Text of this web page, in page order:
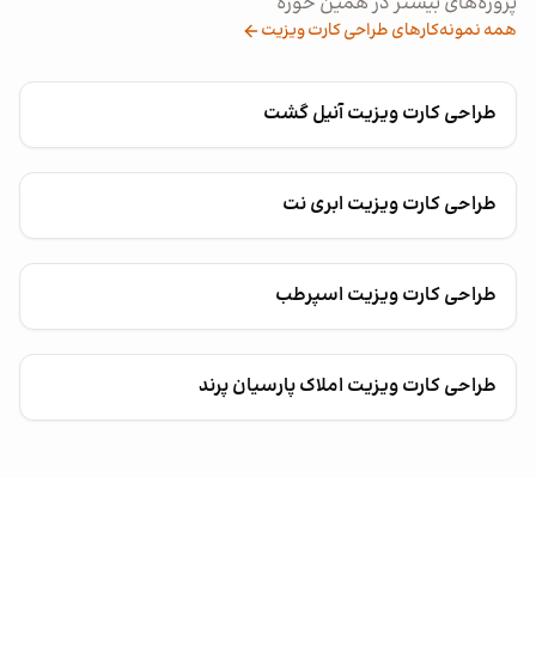
همه نمونه‌کارهای طراحی کارت ویزیت
طراحی کارت ویزیت آنیل گشت
طراحی کارت ویزیت ابری نت
طراحی کارت ویزیت اسپرطب
طراحی کارت ویزیت املاک پارسیان پرند